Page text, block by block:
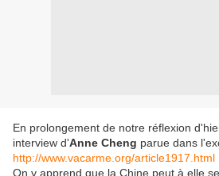
En prolongement de notre réflexion
interview d'Anne Cheng parue dans
http://www.vacarme.org/article1917.html
On y apprend que la Chine peut à elle